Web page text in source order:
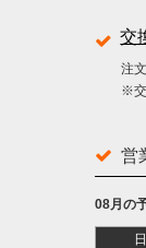
交
注
※交
営
08月の
日